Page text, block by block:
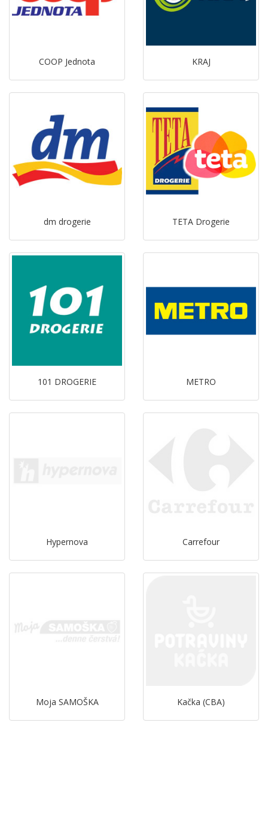
COOP Jednota KRAJ
dm drogerie TETA Drogerie
101 DROGERIE METRO
Hypernova Carrefour
Moja SAMOŠKA Kačka (CBA)